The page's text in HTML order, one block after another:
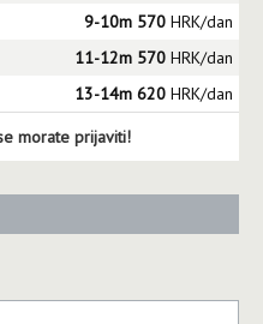
9-10m 570 HRK/dan
11-12m 570 HRK/dan
13-14m 620 HRK/dan
morate prijaviti!